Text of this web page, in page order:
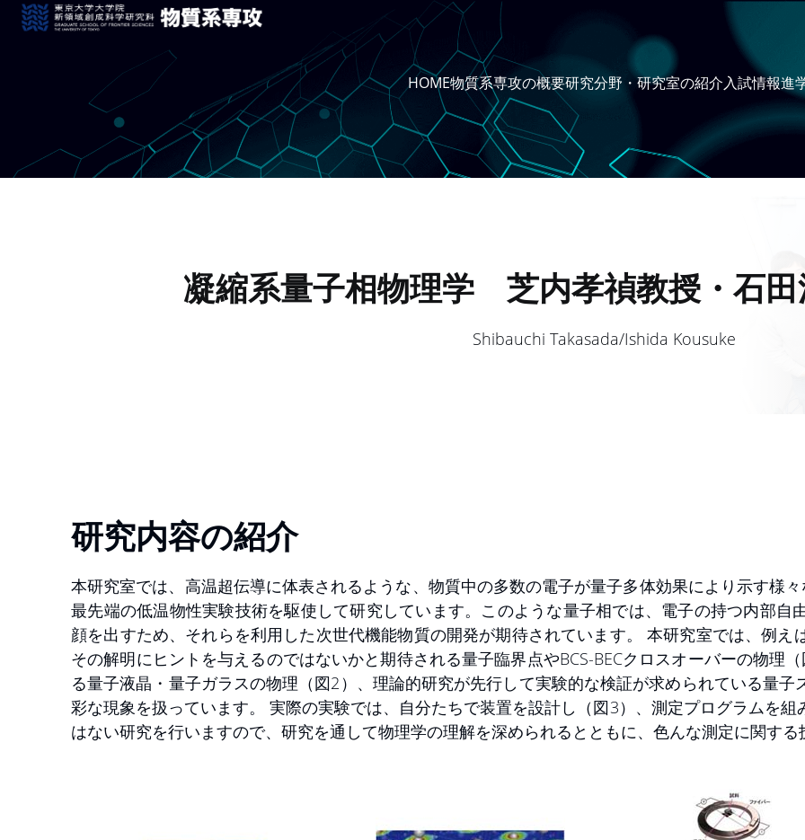
HOME物質系専攻の概要研究分野・研究室の紹介入試情報進
凝縮系量子相物理学 芝内孝禎教授・石
Shibauchi Takasada/Ishida Kousuke
研究内容の紹介
本研究室では、高温超伝導に体表されるような、物質中の多数の電子が量子多体効果により示す様々
最先端の低温物性実験技術を駆使して研究しています。このような量子相では、電子の持つ内部自
顔を出すため、それらを利用した次世代機能物質の開発が期待されています。 本研究室では、例え
その解明にヒントを与えるのではないかと期待される量子臨界点やBCS-BECクロスオーバーの物理
る量子液晶・量子ガラスの物理（図2）、理論的研究が先行して実験的な検証が求められている量
彩な現象を扱っています。 実際の実験では、自分たちで装置を設計し（図3）、測定プログラムを
はない研究を行いますので、研究を通して物理学の理解を深められるとともに、色んな測定に関する